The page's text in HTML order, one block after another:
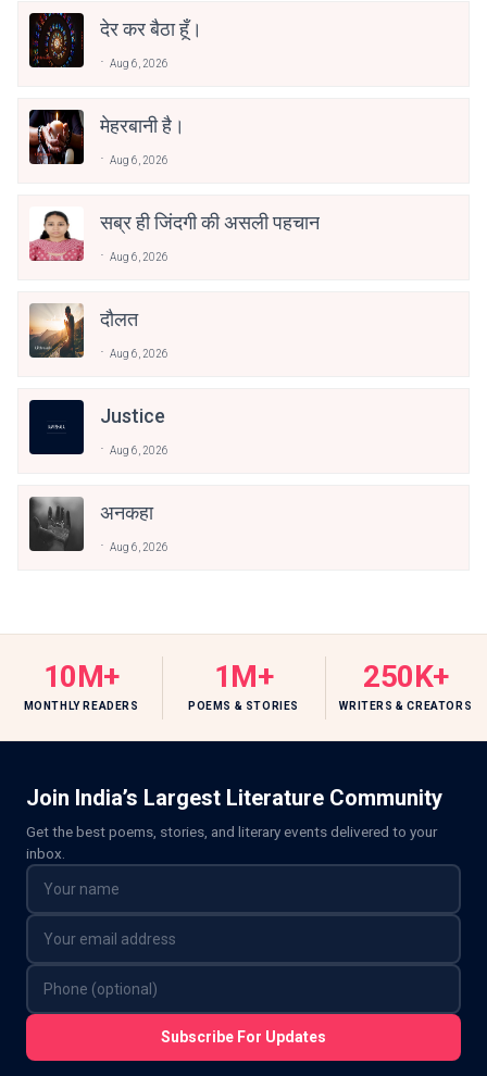
देर कर बैठा हूँ।
Aug 6, 2026
मेहरबानी है।
Aug 6, 2026
सब्र ही जिंदगी की असली पहचान
Aug 6, 2026
दौलत
Aug 6, 2026
Justice
Aug 6, 2026
अनकहा
Aug 6, 2026
10M+
MONTHLY READERS
1M+
POEMS & STORIES
250K+
WRITERS & CREATORS
Join India’s Largest Literature Community
Get the best poems, stories, and literary events delivered to your
inbox.
Subscribe For Updates